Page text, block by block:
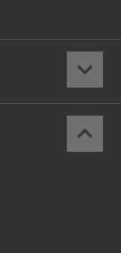
keyboard_arrow_down
keyboard_arrow_up